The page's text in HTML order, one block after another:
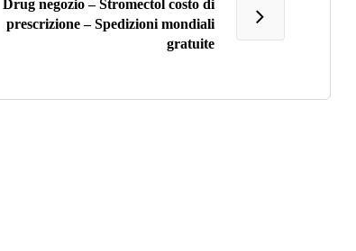
Drug negozio – Stromectol costo di
prescrizione – Spedizioni mondiali
gratuite